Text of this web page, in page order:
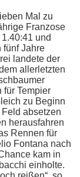
Mal zu
Franzose
und
fünf Jahre
landete der
allerletzten
für Tempier
zu Beginn
absetzen
herausfahren
Rennen für
Fontana nach
kam in
einholte.